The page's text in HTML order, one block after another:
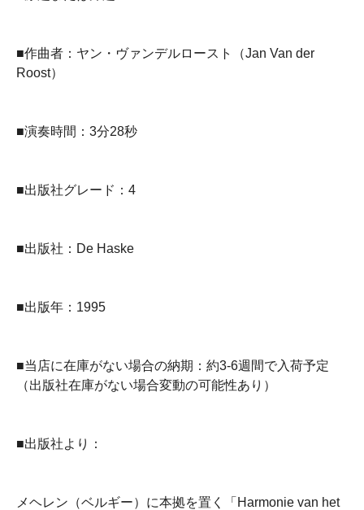
■作曲者：ヤン・ヴァンデルロースト（Jan Van der
Roost）
■演奏時間：3分28秒
■出版社グレード：4
■出版社：De Haske
■出版年：1995
■当店に在庫がない場合の納期：約3-6週間で入荷予定
（出版社在庫がない場合変動の可能性あり）
■出版社より：
メヘレン（ベルギー）に本拠を置く「Harmonie van het